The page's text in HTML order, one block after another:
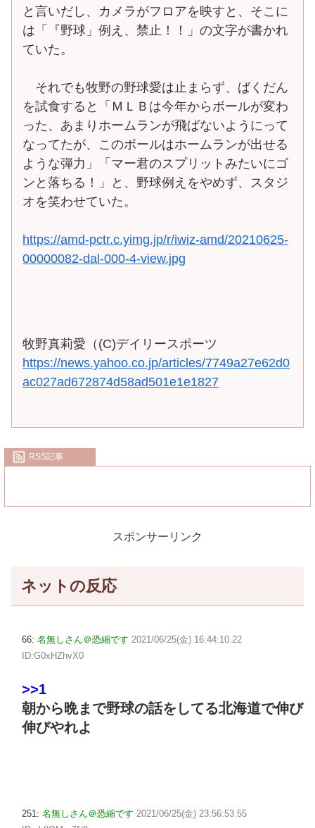
と言いだし、カメラがフロアを映すと、そこに
は「『野球」例え、禁止！！」の文字が書かれ
ていた。
それでも牧野の野球愛は止まらず、ばくだん
を試食すると「ＭＬＢは今年からボールが変わ
った、あまりホームランが飛ばないようにって
なってたが、このボールはホームランが出せる
ような弾力」「マー君のスプリットみたいにゴ
ンと落ちる！」と、野球例えをやめず、スタジ
オを笑わせていた。
https://amd-pctr.c.yimg.jp/r/iwiz-amd/20210625-
00000082-dal-000-4-view.jpg
牧野真莉愛（(C)デイリースポーツ
https://news.yahoo.co.jp/articles/7749a27e62d0
ac027ad672874d58ad501e1e1827
RSS記事
スポンサーリンク
ネットの反応
66: 名無しさん＠恐縮です 2021/06/25(金) 16:44:10.22
ID:G0xHZhvX0
>>1
朝から晩まで野球の話をしてる北海道で伸び
伸びやれよ
251: 名無しさん＠恐縮です 2021/06/25(金) 23:56:53.55